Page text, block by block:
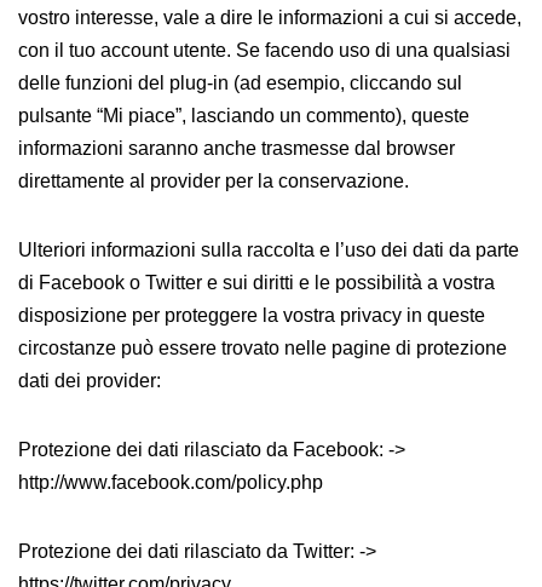
vostro interesse, vale a dire le informazioni a cui si accede,
con il tuo account utente. Se facendo uso di una qualsiasi
delle funzioni del plug-in (ad esempio, cliccando sul
pulsante “Mi piace”, lasciando un commento), queste
informazioni saranno anche trasmesse dal browser
direttamente al provider per la conservazione.
Ulteriori informazioni sulla raccolta e l’uso dei dati da parte
di Facebook o Twitter e sui diritti e le possibilità a vostra
disposizione per proteggere la vostra privacy in queste
circostanze può essere trovato nelle pagine di protezione
dati dei provider:
Protezione dei dati rilasciato da Facebook: ->
http://www.facebook.com/policy.php
Protezione dei dati rilasciato da Twitter: ->